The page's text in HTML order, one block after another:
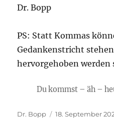
Dr. Bopp
PS: Statt Kommas
Gedankenstricht
hervorgehoben werden
Du kommst – äh –
Autor
Dr. Bopp
Veröffentlicht
18. September